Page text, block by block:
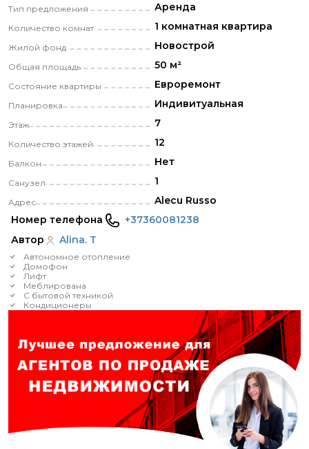
Тип предложения Аренда
Количество комнат 1 комнатная квартира
Жилой фонд Новострой
Общая площадь 50 м²
Состояние квартиры Eвроремонт
Планировка Индивитуальная
Этаж 7
Количество этажей 12
Балкон Нет
Санузел 1
Адрес
Alecu Russo
Номер телефона
+37360081238
Автор
Alina. T
Автономное отопление
Домофон
Лифт
Меблирована
С бытовой техникой
Кондиционеры